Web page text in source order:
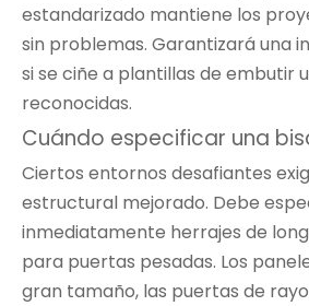
estandarizado mantiene los
sin problemas. Garantizará una
si se ciñe a plantillas de embutir
reconocidas.
Cuándo especificar una
Ciertos entornos desafiantes
estructural mejorado. Debe
inmediatamente herrajes de
para puertas pesadas. Los
gran tamaño, las puertas de